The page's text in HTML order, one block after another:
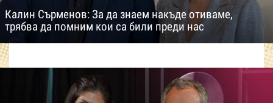
Калин Сърменов: За да знаем накъде отиваме,
трябва да помним кои са били преди нас